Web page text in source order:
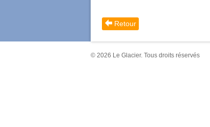
Retour
© 2026 Le Glacier. Tous droits réservés